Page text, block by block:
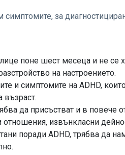
за
поне шест месеца и не се
на настроението.
и симптомите на ADHD,
възраст.
да присъстват и в повече
извънкласни
поради ADHD, трябва да